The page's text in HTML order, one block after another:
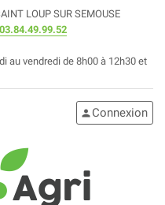
LOUP SUR SEMOUSE
03.84.49.99.52
au vendredi de 8h00 à 12h30 et
person Connexion